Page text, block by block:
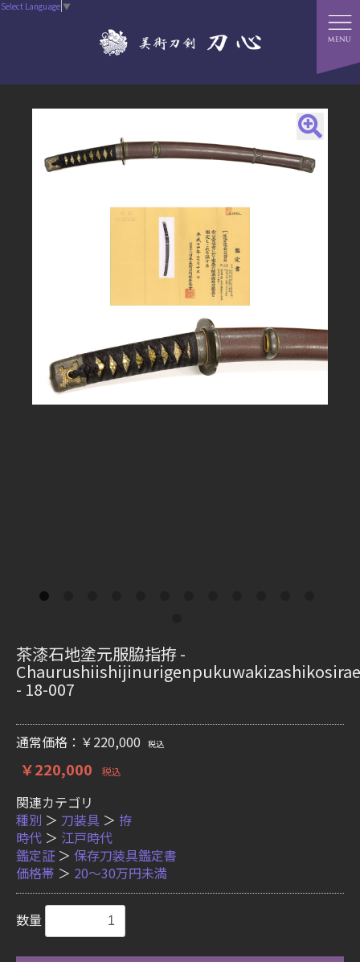
Select Language ▼
茶漆石地塗元服脇指拵 -
Chaurushiishijinurigenpukuwakizashikosirae
- 18-007
通常価格：￥220,000 税込
￥220,000 税込
関連カテゴリ
種別 ＞ 刀装具 ＞ 拵
時代 ＞ 江戸時代
鑑定証 ＞ 保存刀装具鑑定書
価格帯 ＞ 20〜30万円未満
数量